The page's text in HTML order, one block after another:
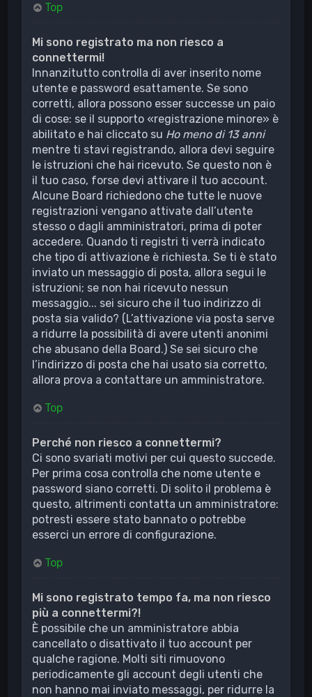
Top
Mi sono registrato ma non riesco a
connettermi!
Innanzitutto controlla di aver inserito nome
utente e password esattamente. Se sono
corretti, allora possono esser successe un paio
di cose: se il supporto «registrazione minore» è
abilitato e hai cliccato su Ho meno di 13 anni
mentre ti stavi registrando, allora devi seguire
le istruzioni che hai ricevuto. Se questo non è
il tuo caso, forse devi attivare il tuo account.
Alcune Board richiedono che tutte le nuove
registrazioni vengano attivate dall’utente
stesso o dagli amministratori, prima di poter
accedere. Quando ti registri ti verrà indicato
che tipo di attivazione è richiesta. Se ti è stato
inviato un messaggio di posta, allora segui le
istruzioni; se non hai ricevuto nessun
messaggio... sei sicuro che il tuo indirizzo di
posta sia valido? (L’attivazione via posta serve
a ridurre la possibilità di avere utenti anonimi
che abusano della Board.) Se sei sicuro che
l’indirizzo di posta che hai usato sia corretto,
allora prova a contattare un amministratore.
Top
Perché non riesco a connettermi?
Ci sono svariati motivi per cui questo succede.
Per prima cosa controlla che nome utente e
password siano corretti. Di solito il problema è
questo, altrimenti contatta un amministratore:
potresti essere stato bannato o potrebbe
esserci un errore di configurazione.
Top
Mi sono registrato tempo fa, ma non riesco
più a connettermi?!
È possibile che un amministratore abbia
cancellato o disattivato il tuo account per
qualche ragione. Molti siti rimuovono
periodicamente gli account degli utenti che
non hanno mai inviato messaggi, per ridurre la